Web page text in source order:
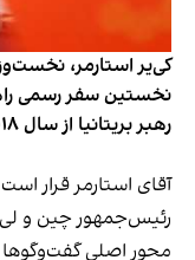
نخستین سفر رسمی
رهبر بریتانیا از سال ۲۰۱۸ به چین به شمار می‌رود.
آقای استارمر قرار
رئیس‌جمهور چین و لی
محور اصلی